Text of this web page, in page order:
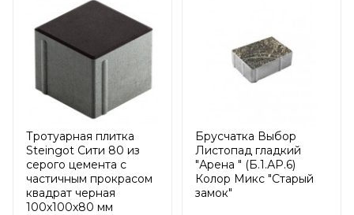
Тротуарная плитка
Steingot Сити 80 из
серого цемента с
частичным прокрасом
квадрат черная
100х100х80 мм
Брусчатка Выбор
Листопад гладкий
"Арена " (Б.1.АР.6)
Колор Микс "Старый
замок"